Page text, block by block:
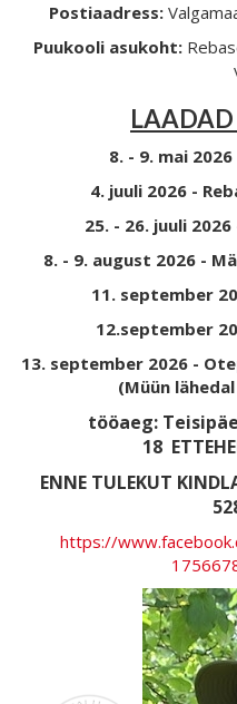
Postiaadress:
Puukooli asukoht:
8. - 9. mai
4. juuli 2026 -
25. - 26. juuli
8. - 9. august 2026 -
11. september
12.september
13. september 2026 -
(Müün
tööaeg:
18
ENNE TULEKUT
https://